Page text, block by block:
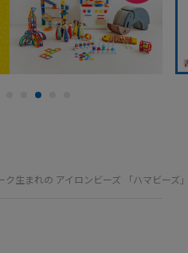
ク生まれの アイロンビーズ 「ハマビーズ